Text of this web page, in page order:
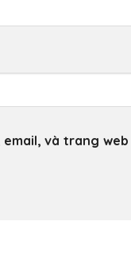
email, và trang